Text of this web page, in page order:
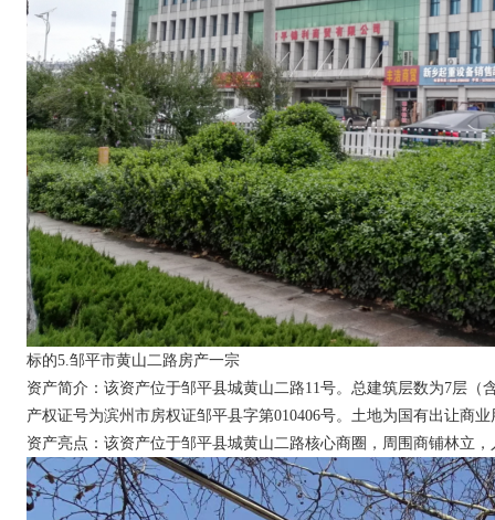
标的5.邹平市黄山二路房产一宗
资产简介：该资产位于邹平县城黄山二路11号。总建筑层数为7层
产权证号为滨州市房权证邹平县字第010406号。土地为国有出让商
资产亮点：该资产位于邹平县城黄山二路核心商圈，周围商铺林立